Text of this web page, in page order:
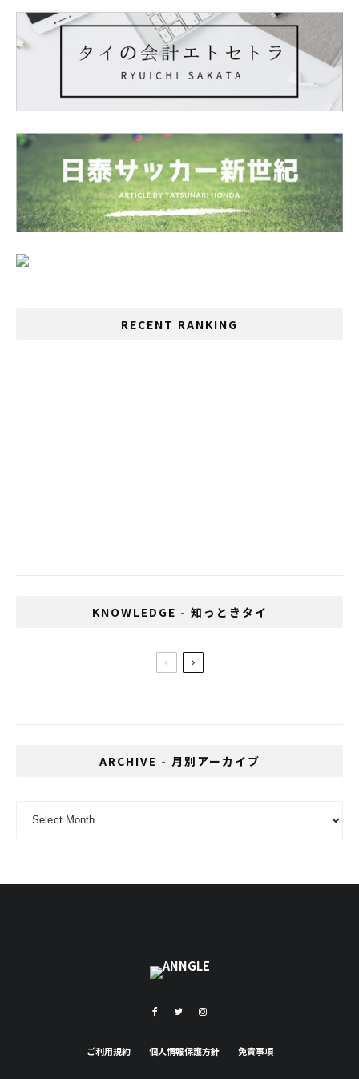
RECENT RANKING
KNOWLEDGE - 知っときタイ
ARCHIVE - 月別アーカイブ
ご利用規約 個人情報保護方針 免責事項